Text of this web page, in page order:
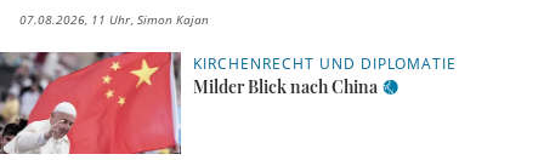
07.08.2026, 11 Uhr Simon Kajan
KIRCHENRECHT UND DIPLOMATIE
Milder Blick nach China